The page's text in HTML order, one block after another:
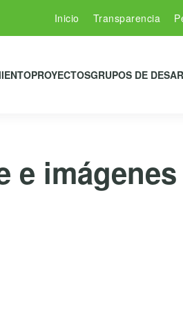
Inicio Transparencia
PROYECTOSGRUPOS DE